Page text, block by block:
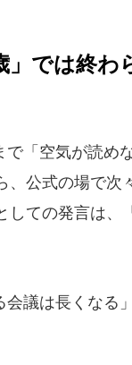
」では終
「空気が読め
、公式の場で次
しての発言は、
議は長くなる